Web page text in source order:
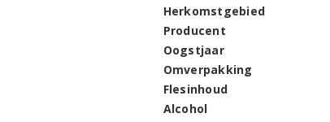
Herkomstgebied
Producent
Oogstjaar
Omverpakking
Flesinhoud
Alcohol